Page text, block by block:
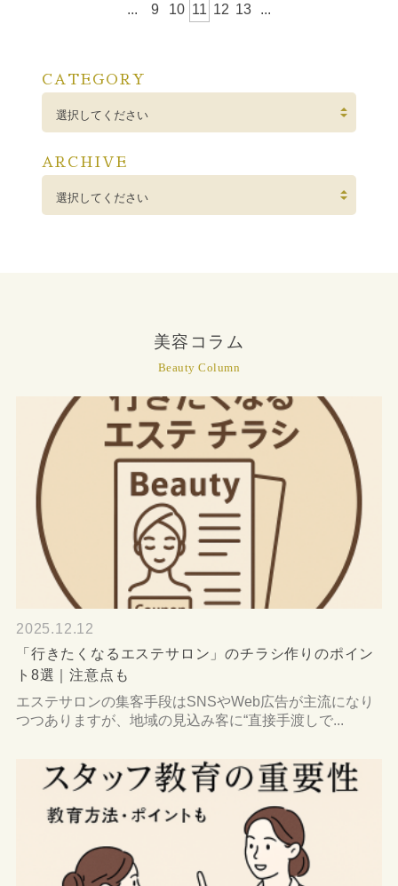
... 9 10 11 12 13 ...
CATEGORY
選択してください
ARCHIVE
選択してください
美容コラム
Beauty Column
2025.12.12
「行きたくなるエステサロン」のチラシ作りのポイン
ト8選｜注意点も
エステサロンの集客手段はSNSやWeb広告が主流になり
つつありますが、地域の見込み客に“直接手渡しで...